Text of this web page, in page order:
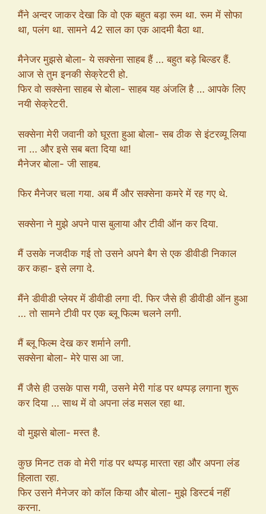
मैंने अन्दर जाकर देखा कि वो एक बहुत बड़ा रूम था. रूम में सोफा
था, पलंग था. सामने 42 साल का एक आदमी बैठा था.
मैनेजर मुझसे बोला- ये सक्सेना साहब हैं … बहुत बड़े बिल्डर हैं.
आज से तुम इनकी सेक्रेटरी हो.
फिर वो सक्सेना साहब से बोला- साहब यह अंजलि है … आपके लिए
नयी सेक्रेटरी.
सक्सेना मेरी जवानी को घूरता हुआ बोला- सब ठीक से इंटरव्यू लिया
ना … और इसे सब बता दिया था!
मैनेजर बोला- जी साहब.
फिर मैनेजर चला गया. अब मैं और सक्सेना कमरे में रह गए थे.
सक्सेना ने मुझे अपने पास बुलाया और टीवी ऑन कर दिया.
मैं उसके नजदीक गई तो उसने अपने बैग से एक डीवीडी निकाल
कर कहा- इसे लगा दे.
मैंने डीवीडी प्लेयर में डीवीडी लगा दी. फिर जैसे ही डीवीडी ऑन हुआ
… तो सामने टीवी पर एक ब्लू फिल्म चलने लगी.
मैं ब्लू फिल्म देख कर शर्माने लगी.
सक्सेना बोला- मेरे पास आ जा.
मैं जैसे ही उसके पास गयी, उसने मेरी गांड पर थप्पड़ लगाना शुरू
कर दिया … साथ में वो अपना लंड मसल रहा था.
वो मुझसे बोला- मस्त है.
कुछ मिनट तक वो मेरी गांड पर थप्पड़ मारता रहा और अपना लंड
हिलाता रहा.
फिर उसने मैनेजर को कॉल किया और बोला- मुझे डिस्टर्ब नहीं
करना.